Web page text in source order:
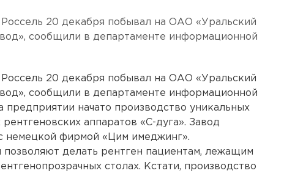
20 декабря побывал на ОАО «Уральский
сообщили в департаменте информационной
20 декабря побывал на ОАО «Уральский
сообщили в департаменте информационной
предприятии начато производство уникальных
аппаратов «С-дуга». Завод
немецкой фирмой «Цим имеджинг».
делать рентген пациентам, лежащим
столах. Кстати, производство